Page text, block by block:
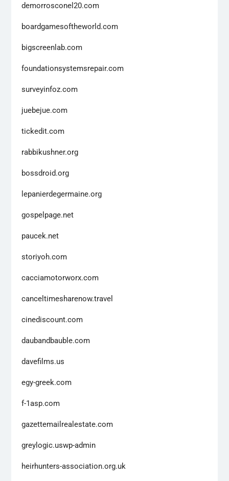
demorrosconel20.com
boardgamesoftheworld.com
bigscreenlab.com
foundationsystemsrepair.com
surveyinfoz.com
juebejue.com
tickedit.com
rabbikushner.org
bossdroid.org
lepanierdegermaine.org
gospelpage.net
paucek.net
storiyoh.com
cacciamotorworx.com
canceltimesharenow.travel
cinediscount.com
daubandbauble.com
davefilms.us
egy-greek.com
f-1asp.com
gazettemailrealestate.com
greylogic.uswp-admin
heirhunters-association.org.uk